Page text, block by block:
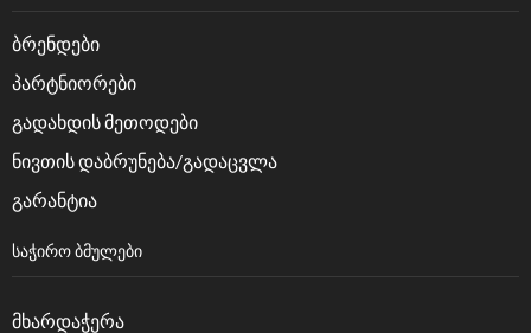
ბრენდები
პარტნიორები
გადახდის მეთოდები
ნივთის დაბრუნება/გადაცვლა
გარანტია
ᲡᲐᲭᲘᲠᲝ ᲑᲛᲣᲚᲔᲑᲘ
მხარდაჭერა